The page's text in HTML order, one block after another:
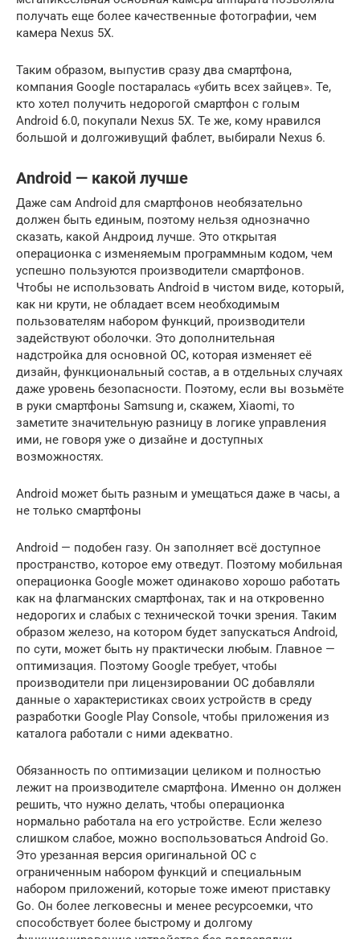
получать еще более качественные фотографии, чем
камера Nexus 5X.
Таким образом, выпустив сразу два смартфона,
компания Google постаралась «убить всех зайцев». Те,
кто хотел получить недорогой смартфон с голым
Android 6.0, покупали Nexus 5X. Те же, кому нравился
большой и долгоживущий фаблет, выбирали Nexus 6.
Android — какой лучше
Даже сам Android для смартфонов необязательно
должен быть единым, поэтому нельзя однозначно
сказать, какой Андроид лучше. Это открытая
операционка с изменяемым программным кодом, чем
успешно пользуются производители смартфонов.
Чтобы не использовать Android в чистом виде, который,
как ни крути, не обладает всем необходимым
пользователям набором функций, производители
задействуют оболочки. Это дополнительная
надстройка для основной ОС, которая изменяет её
дизайн, функциональный состав, а в отдельных случаях
даже уровень безопасности. Поэтому, если вы возьмёте
в руки смартфоны Samsung и, скажем, Xiaomi, то
заметите значительную разницу в логике управления
ими, не говоря уже о дизайне и доступных
возможностях.
Android может быть разным и умещаться даже в часы, а
не только смартфоны
Android — подобен газу. Он заполняет всё доступное
пространство, которое ему отведут. Поэтому мобильная
операционка Google может одинаково хорошо работать
как на флагманских смартфонах, так и на откровенно
недорогих и слабых с технической точки зрения. Таким
образом железо, на котором будет запускаться Android,
по сути, может быть ну практически любым. Главное —
оптимизация. Поэтому Google требует, чтобы
производители при лицензировании ОС добавляли
данные о характеристиках своих устройств в среду
разработки Google Play Console, чтобы приложения из
каталога работали с ними адекватно.
Обязанность по оптимизации целиком и полностью
лежит на производителе смартфона. Именно он должен
решить, что нужно делать, чтобы операционка
нормально работала на его устройстве. Если железо
слишком слабое, можно воспользоваться Android Go.
Это урезанная версия оригинальной ОС с
ограниченным набором функций и специальным
набором приложений, которые тоже имеют приставку
Go. Он более легковесны и менее ресурсоемки, что
способствует более быстрому и долгому